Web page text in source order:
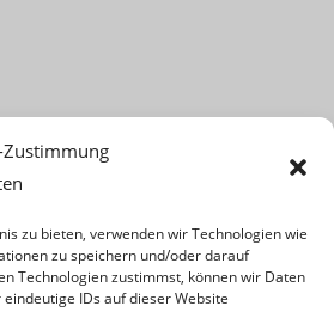
Zustimmung
zu bieten, verwenden wir Technologien wie
zu speichern und/oder darauf
Technologien zustimmst, können wir Daten
IDs auf dieser Website